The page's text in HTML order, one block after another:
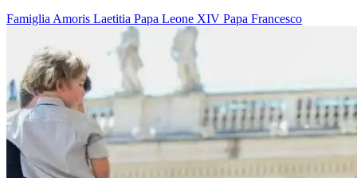
Famiglia Amoris Laetitia Papa Leone XIV Papa Francesco